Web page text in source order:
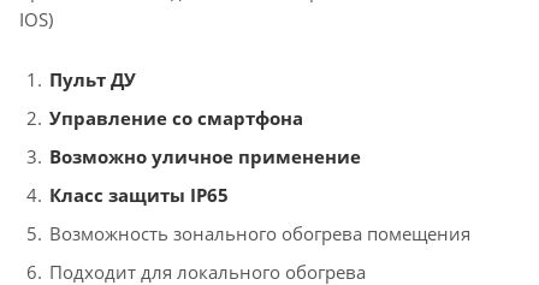
IOS)
Пульт ДУ
Управление со смартфона
Возможно уличное применение
Класс защиты IP65
Возможность зонального обогрева помещения
Подходит для локального обогрева